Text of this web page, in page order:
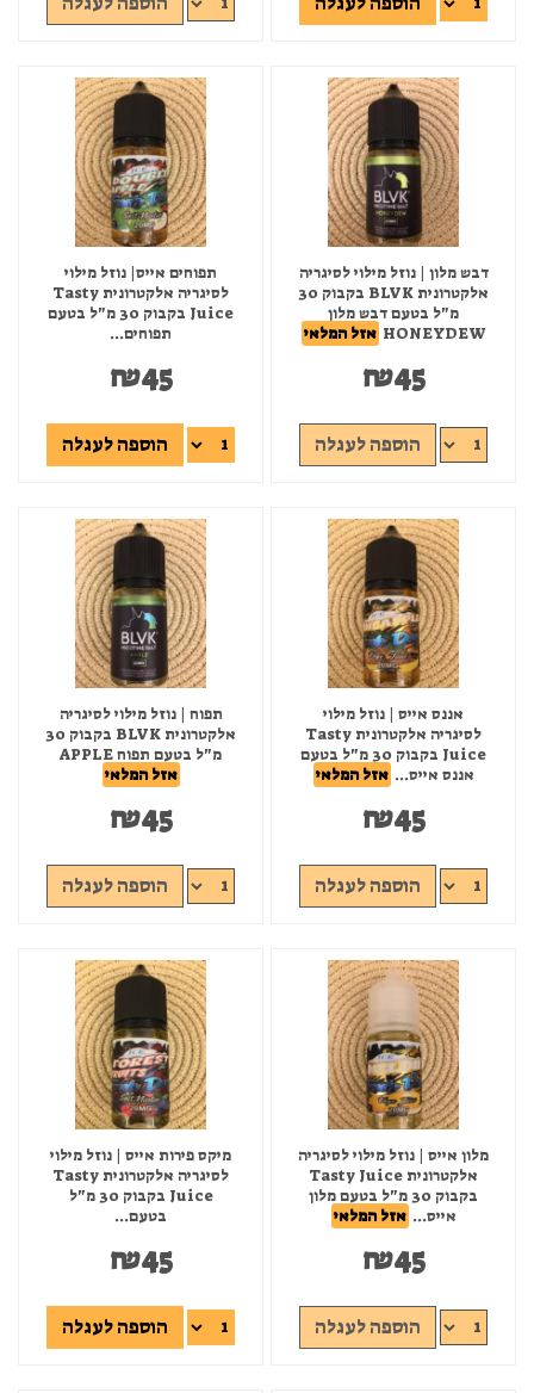
דבש מלון | נוזל מילוי לסיגריה
אלקטרונית BLVK בקבוק 30
מ"ל בטעם דבש מלון
HONEYDEW אזל המלאי
₪45
הוספה לעגלה
תפוחים אייס| נוזל מילוי
לסיגריה אלקטרונית Tasty
Juice בקבוק 30 מ"ל בטעם
תפוחים...
₪45
הוספה לעגלה
אננס אייס | נוזל מילוי
לסיגריה אלקטרונית Tasty
Juice בקבוק 30 מ"ל בטעם
אננס אייס... אזל המלאי
₪45
הוספה לעגלה
תפוח | נוזל מילוי לסיגריה
אלקטרונית BLVK בקבוק 30
מ"ל בטעם תפוח APPLE
אזל המלאי
₪45
הוספה לעגלה
מלון אייס | נוזל מילוי לסיגריה
אלקטרונית Tasty Juice
בקבוק 30 מ"ל בטעם מלון
אייס... אזל המלאי
₪45
הוספה לעגלה
מיקס פירות אייס | נוזל מילוי
לסיגריה אלקטרונית Tasty
Juice בקבוק 30 מ"ל
בטעם...
₪45
הוספה לעגלה